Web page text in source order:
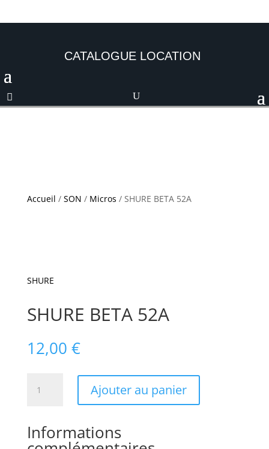
CATALOGUE LOCATION
Accueil / SON / Micros / SHURE BETA 52A
SHURE
SHURE BETA 52A
12,00 €
52A
Ajouter au panier
Informations